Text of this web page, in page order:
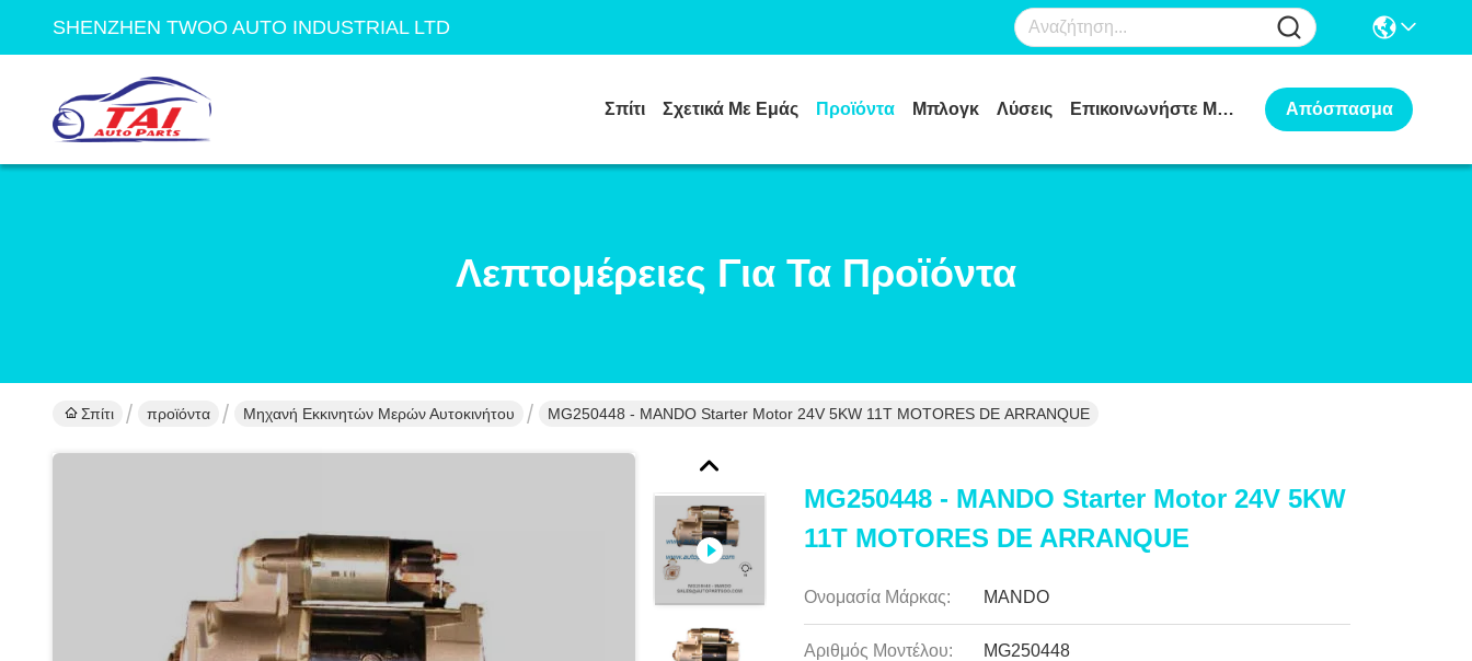
SHENZHEN TWOO AUTO INDUSTRIAL LTD
Σπίτι Σχετικά Με Εμάς Προϊόντα Μπλογκ Λύσεις Επικοινωνήστε Μαζί Μας Απόσπασμα
Λεπτομέρειες Για Τα Προϊόντα
Σπίτι προϊόντα Μηχανή Εκκινητών Μερών Αυτοκινήτου MG250448 - MANDO Starter Motor 24V 5KW 11T MOTORES DE ARRANQUE
MG250448 - MANDO Starter Motor 24V 5KW
11T MOTORES DE ARRANQUE
Ονομασία Μάρκας: MANDO
Αριθμός Μοντέλου: MG250448